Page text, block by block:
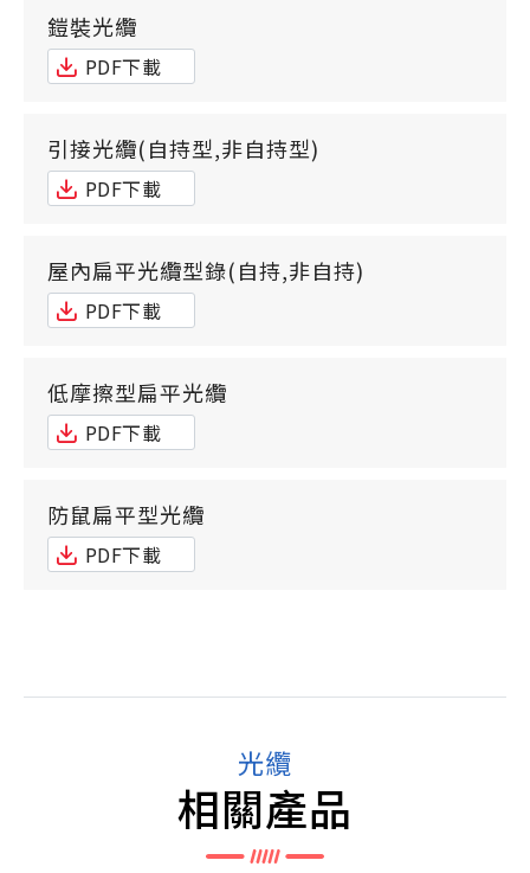
鎧裝光纜
PDF下載
引接光纜(自持型,非自持型)
PDF下載
屋內扁平光纜型錄(自持,非自持)
PDF下載
低摩擦型扁平光纜
PDF下載
防鼠扁平型光纜
PDF下載
光纜
相關產品